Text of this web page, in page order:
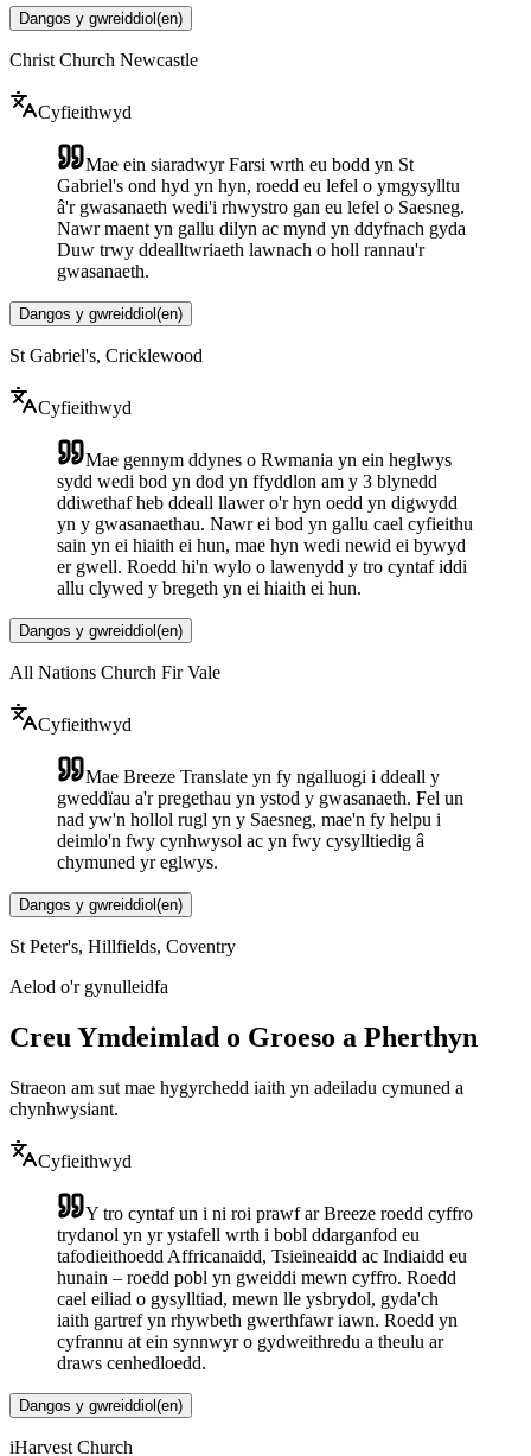
Dangos y gwreiddiol (en)
Christ Church Newcastle
Cyfieithwyd
Mae ein siaradwyr Farsi wrth eu bodd yn St
Gabriel's ond hyd yn hyn, roedd eu lefel o ymgysylltu
â'r gwasanaeth wedi'i rhwystro gan eu lefel o Saesneg.
Nawr maent yn gallu dilyn ac mynd yn ddyfnach gyda
Duw trwy ddealltwriaeth lawnach o holl rannau'r
gwasanaeth.
Dangos y gwreiddiol (en)
St Gabriel's, Cricklewood
Cyfieithwyd
Mae gennym ddynes o Rwmania yn ein heglwys
sydd wedi bod yn dod yn ffyddlon am y 3 blynedd
ddiwethaf heb ddeall llawer o'r hyn oedd yn digwydd
yn y gwasanaethau. Nawr ei bod yn gallu cael cyfieithu
sain yn ei hiaith ei hun, mae hyn wedi newid ei bywyd
er gwell. Roedd hi'n wylo o lawenydd y tro cyntaf iddi
allu clywed y bregeth yn ei hiaith ei hun.
Dangos y gwreiddiol (en)
All Nations Church Fir Vale
Cyfieithwyd
Mae Breeze Translate yn fy ngalluogi i ddeall y
gweddïau a'r pregethau yn ystod y gwasanaeth. Fel un
nad yw'n hollol rugl yn y Saesneg, mae'n fy helpu i
deimlo'n fwy cynhwysol ac yn fwy cysylltiedig â
chymuned yr eglwys.
Dangos y gwreiddiol (en)
St Peter's, Hillfields, Coventry
Aelod o'r gynulleidfa
Creu Ymdeimlad o Groeso a Pherthyn
Straeon am sut mae hygyrchedd iaith yn adeiladu cymuned a
chynhwysiant.
Cyfieithwyd
Y tro cyntaf un i ni roi prawf ar Breeze roedd cyffro
trydanol yn yr ystafell wrth i bobl ddarganfod eu
tafodieithoedd Affricanaidd, Tsieineaidd ac Indiaidd eu
hunain – roedd pobl yn gweiddi mewn cyffro. Roedd
cael eiliad o gysylltiad, mewn lle ysbrydol, gyda'ch
iaith gartref yn rhywbeth gwerthfawr iawn. Roedd yn
cyfrannu at ein synnwyr o gydweithredu a theulu ar
draws cenhedloedd.
Dangos y gwreiddiol (en)
iHarvest Church